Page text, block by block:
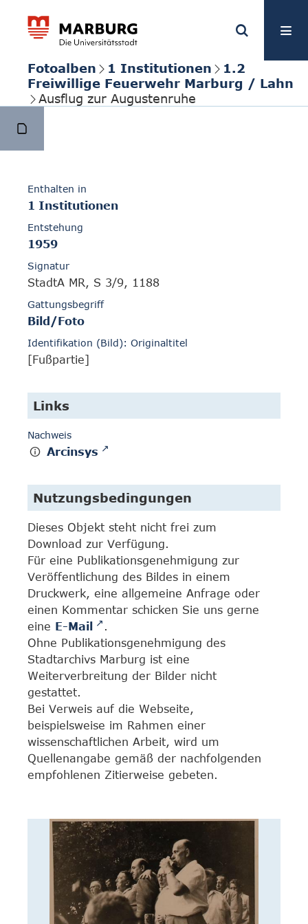
Fotoalben 1 Institutionen
1.2
Freiwillige Feuerwehr Marburg / Lahn
Ausflug zur Augustenruhe
Enthalten in
1 Institutionen
Entstehung
1959
Signatur
StadtA MR, S 3/9, 1188
Gattungsbegriff
Bild/Foto
Identifikation (Bild): Originaltitel
[Fußpartie]
Links
Nachweis
Arcinsys
Nutzungsbedingungen
Dieses Objekt steht nicht frei zum
Download zur Verfügung.
Für eine Publikationsgenehmigung zur
Veröffentlichung des Bildes in einem
Druckwerk, eine allgemeine Anfrage oder
einen Kommentar schicken Sie uns gerne
eine E-Mail
.
Ohne Publikationsgenehmigung des
Stadtarchivs Marburg ist eine
Weiterverbreitung der Bilder nicht
gestattet.
Bei Verweis auf die Webseite,
beispielsweise im Rahmen einer
wissenschaftlichen Arbeit, wird um
Quellenangabe gemäß der nachfolgenden
empfohlenen Zitierweise gebeten.